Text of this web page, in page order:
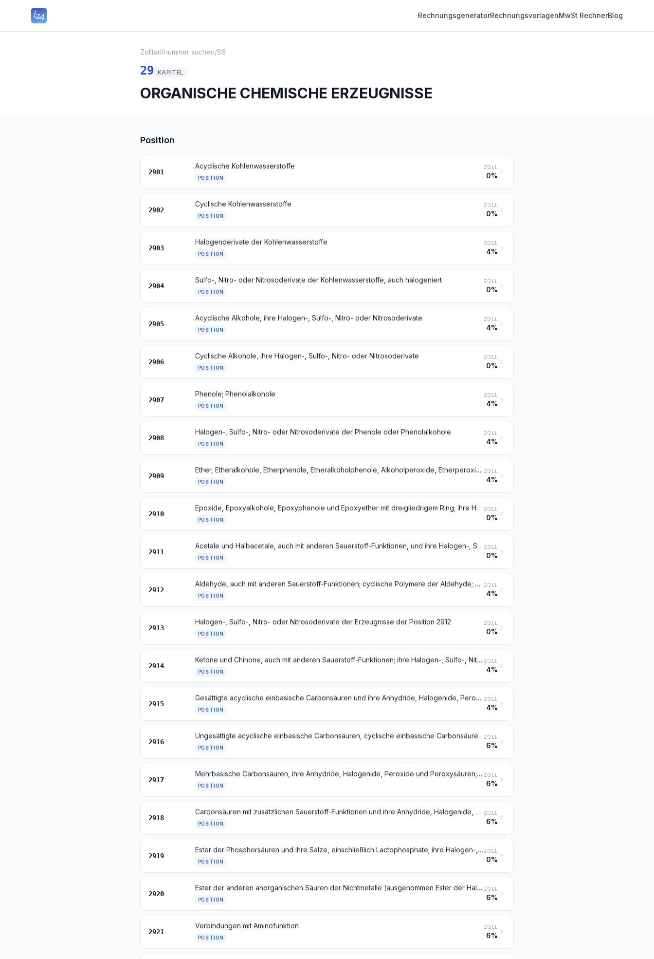
RechnungsgeneratorRechnungsvorlagenMwSt RechnerBlog
Zolltarifnummer suchen/S6
29 KAPITEL
ORGANISCHE CHEMISCHE ERZEUGNISSE
Position
2901
Acyclische Kohlenwasserstoffe
POSITION
ZOLL
0%
2902
Cyclische Kohlenwasserstoffe
POSITION
ZOLL
0%
2903
Halogenderivate der Kohlenwasserstoffe
POSITION
ZOLL
4%
2904
Sulfo-, Nitro- oder Nitrosoderivate der Kohlenwasserstoffe, auch halogeniert
POSITION
ZOLL
0%
2905
Acyclische Alkohole, ihre Halogen-, Sulfo-, Nitro- oder Nitrosoderivate
POSITION
ZOLL
4%
2906
Cyclische Alkohole, ihre Halogen-, Sulfo-, Nitro- oder Nitrosoderivate
POSITION
ZOLL
0%
2907
Phenole; Phenolalkohole
POSITION
ZOLL
4%
2908
Halogen-, Sulfo-, Nitro- oder Nitrosoderivate der Phenole oder Phenolalkohole
POSITION
ZOLL
4%
2909
Ether, Etheralkohole, Etherphenole, Etheralkoholphenole, Alkoholperoxide, Etherperoxide, Acetal- und Halbacetalperoxide, Ketonperoxide (auch chemisch nicht einheitlich); ihre Halogen-, Sulfo-, Nitro- oder Nitrosoderivate
POSITION
ZOLL
4%
2910
Epoxide, Epoxyalkohole, Epoxyphenole und Epoxyether mit dreigliedrigem Ring; ihre Halogen-, Sulfo-, Nitro- oder Nitrosoderivate
POSITION
ZOLL
0%
2911
Acetale und Halbacetale, auch mit anderen Sauerstoff-Funktionen, und ihre Halogen-, Sulfo-, Nitro- oder Nitrosoderivate
POSITION
ZOLL
0%
2912
Aldehyde, auch mit anderen Sauerstoff-Funktionen; cyclische Polymere der Aldehyde; Paraformaldehyd
POSITION
ZOLL
4%
2913
Halogen-, Sulfo-, Nitro- oder Nitrosoderivate der Erzeugnisse der Position 2912
POSITION
ZOLL
0%
2914
Ketone und Chinone, auch mit anderen Sauerstoff-Funktionen; ihre Halogen-, Sulfo-, Nitro- oder Nitrosoderivate
POSITION
ZOLL
4%
2915
Gesättigte acyclische einbasische Carbonsäuren und ihre Anhydride, Halogenide, Peroxide und Peroxysäuren; ihre Halogen-, Sulfo-, Nitro- oder Nitrosoderivate
POSITION
ZOLL
4%
2916
Ungesättigte acyclische einbasische Carbonsäuren, cyclische einbasische Carbonsäuren, ihre Anhydride, Halogenide, Peroxide und Peroxysäuren; ihre Halogen-, Sulfo-, Nitro- oder Nitrosoderivate
POSITION
ZOLL
6%
2917
Mehrbasische Carbonsäuren, ihre Anhydride, Halogenide, Peroxide und Peroxysäuren; ihre Halogen-, Sulfo-, Nitro- oder Nitrosoderivate
POSITION
ZOLL
6%
2918
Carbonsäuren mit zusätzlichen Sauerstoff-Funktionen und ihre Anhydride, Halogenide, Peroxide und Peroxysäuren; ihre Halogen-, Sulfo-, Nitro- oder Nitrosoderivate
POSITION
ZOLL
6%
2919
Ester der Phosphorsäuren und ihre Salze, einschließlich Lactophosphate; ihre Halogen-, Sulfo-, Nitro- oder Nitrosoderivate
POSITION
ZOLL
0%
2920
Ester der anderen anorganischen Säuren der Nichtmetalle (ausgenommen Ester der Halogenwasserstoffsäuren) und ihre Salze; ihre Halogen-, Sulfo-, Nitro- oder Nitrosoderivate
POSITION
ZOLL
6%
2921
Verbindungen mit Aminofunktion
POSITION
ZOLL
6%